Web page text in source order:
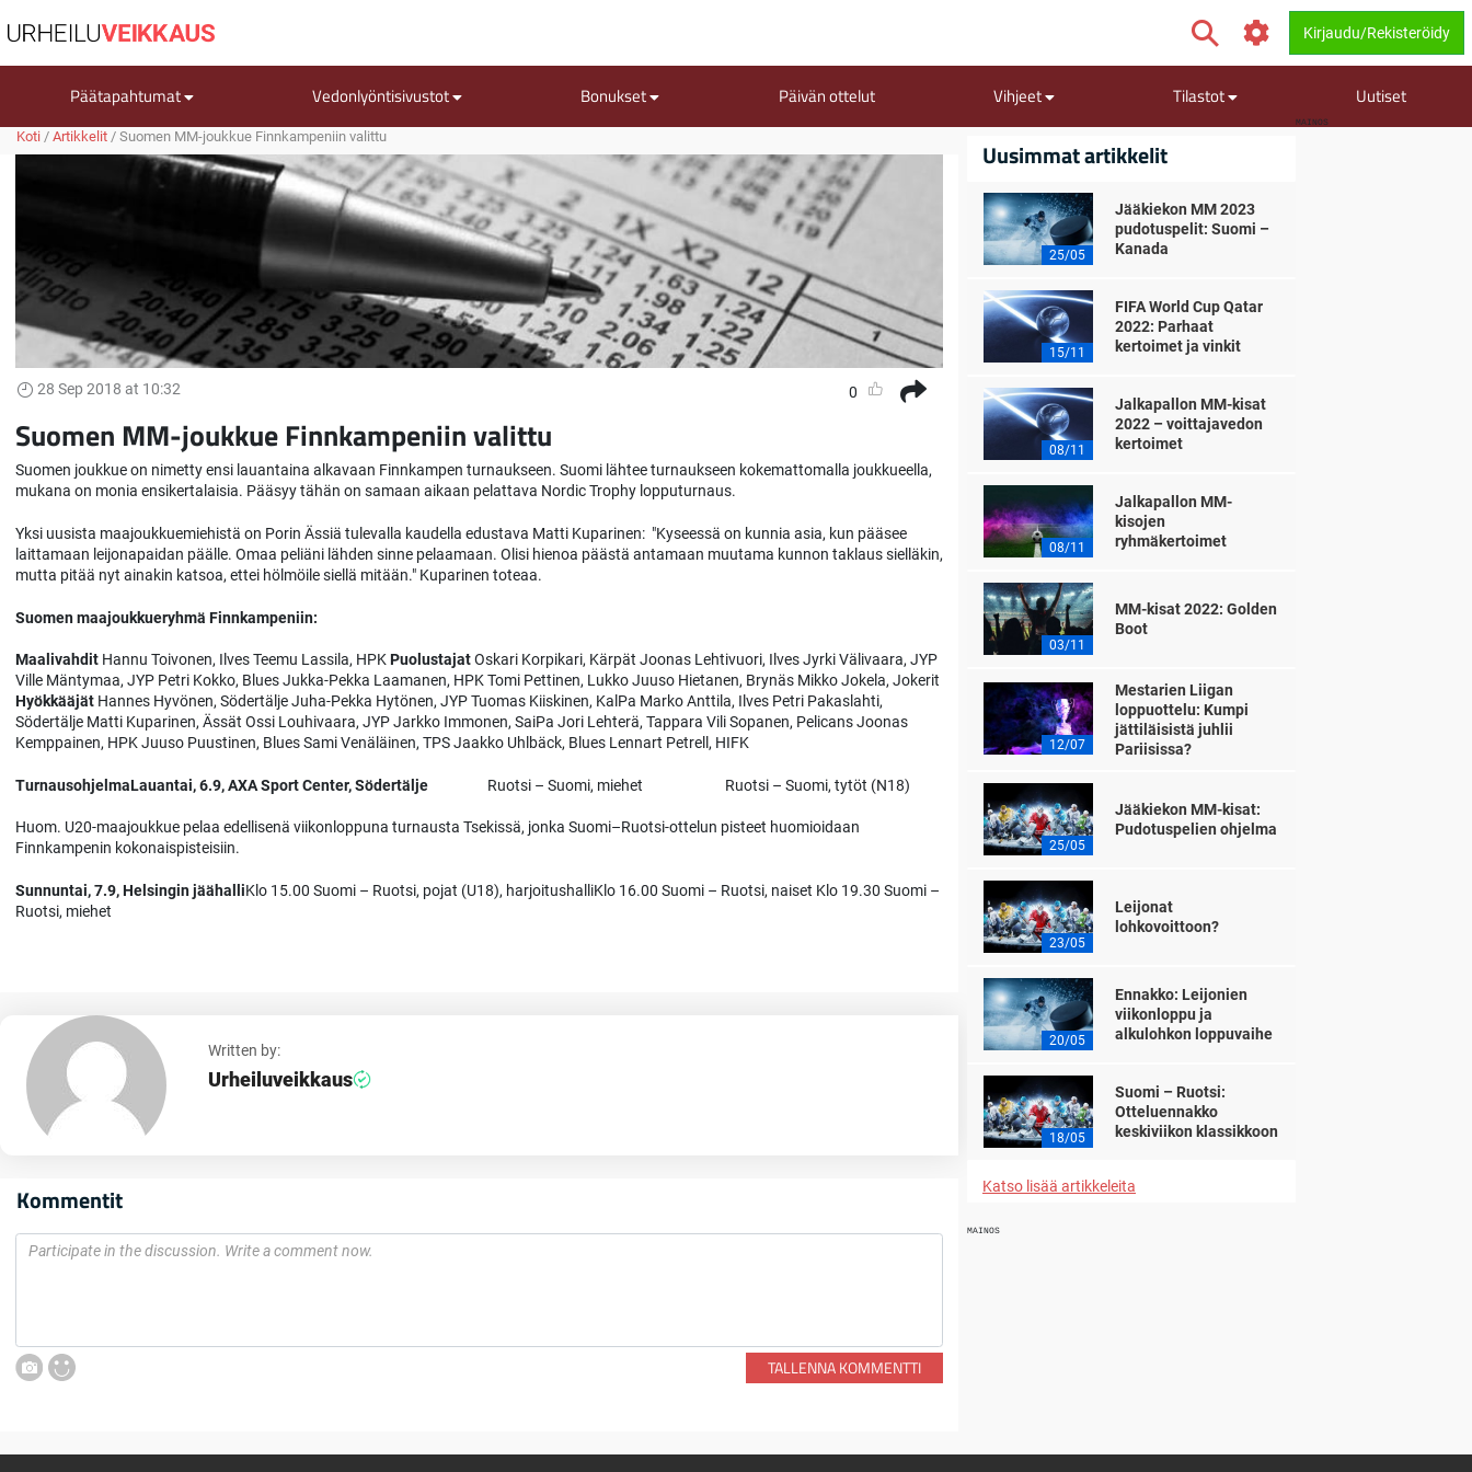
Kirjaudu/Rekisteröidy
Päätapahtumat Vedonlyöntisivustot Bonukset Päivän ottelut Vihjeet Tilastot Uutiset
MAINOS
Koti / Artikkelit / Suomen MM-joukkue Finnkampeniin valittu
28 Sep 2018 at 10:32 0
Suomen MM-joukkue Finnkampeniin valittu
Suomen joukkue on nimetty ensi lauantaina alkavaan Finnkampen turnaukseen. Suomi lähtee turnaukseen kokemattomalla joukkueella,
mukana on monia ensikertalaisia. Pääsyy tähän on samaan aikaan pelattava Nordic Trophy lopputurnaus.
Yksi uusista maajoukkuemiehistä on Porin Ässiä tulevalla kaudella edustava Matti Kuparinen: "Kyseessä on kunnia asia, kun pääsee
laittamaan leijonapaidan päälle. Omaa peliäni lähden sinne pelaamaan. Olisi hienoa päästä antamaan muutama kunnon taklaus sielläkin,
mutta pitää nyt ainakin katsoa, ettei hölmöile siellä mitään." Kuparinen toteaa.
Suomen maajoukkueryhmä Finnkampeniin:
Maalivahdit Hannu Toivonen, Ilves Teemu Lassila, HPKPuolustajatOskari Korpikari, Kärpät Joonas Lehtivuori, Ilves Jyrki Välivaara, JYP
Ville Mäntymaa, JYP Petri Kokko, Blues Jukka-Pekka Laamanen, HPK Tomi Pettinen, Lukko Juuso Hietanen, Brynäs Mikko Jokela, Jokerit
Hyökkääjät Hannes Hyvönen, Södertälje Juha-Pekka Hytönen, JYP Tuomas Kiiskinen, KalPa Marko Anttila, Ilves Petri Pakaslahti,
Södertälje Matti Kuparinen, Ässät Ossi Louhivaara, JYP Jarkko Immonen, SaiPa Jori Lehterä, Tappara Vili Sopanen, Pelicans Joonas
Kemppainen, HPK Juuso Puustinen, Blues Sami Venäläinen, TPS Jaakko Uhlbäck, Blues Lennart Petrell, HIFK
TurnausohjelmaLauantai, 6.9, AXA Sport Center, Södertälje Ruotsi – Suomi, miehet Ruotsi – Suomi, tytöt (N18)
Huom. U20-maajoukkue pelaa edellisenä viikonloppuna turnausta Tsekissä, jonka Suomi–Ruotsi-ottelun pisteet huomioidaan
Finnkampenin kokonaispisteisiin.
Sunnuntai, 7.9, Helsingin jäähalliKlo 15.00 Suomi – Ruotsi, pojat (U18), harjoitushalliKlo 16.00 Suomi – Ruotsi, naiset Klo 19.30 Suomi –
Ruotsi, miehet
Written by:
Urheiluveikkaus
Kommentit
TALLENNA KOMMENTTI
Uusimmat artikkelit
25/05
Jääkiekon MM 2023
pudotuspelit: Suomi –
Kanada
15/11
FIFA World Cup Qatar
2022: Parhaat
kertoimet ja vinkit
08/11
Jalkapallon MM-kisat
2022 – voittajavedon
kertoimet
08/11
Jalkapallon MM-
kisojen
ryhmäkertoimet
03/11
MM-kisat 2022: Golden
Boot
12/07
Mestarien Liigan
loppuottelu: Kumpi
jättiläisistä juhlii
Pariisissa?
25/05
Jääkiekon MM-kisat:
Pudotuspelien ohjelma
23/05
Leijonat
lohkovoittoon?
20/05
Ennakko: Leijonien
viikonloppu ja
alkulohkon loppuvaihe
18/05
Suomi – Ruotsi:
Otteluennakko
keskiviikon klassikkoon
Katso lisää artikkeleita
MAINOS